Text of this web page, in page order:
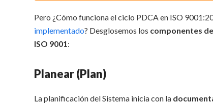
Pero ¿Cómo funciona el ciclo PDCA en ISO
implementado? Desglosemos los componentes
ISO 9001:
Planear (Plan)
La planificación del Sistema inicia con la